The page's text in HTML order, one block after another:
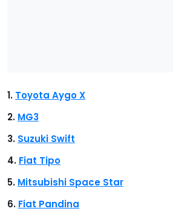
Toyota Aygo X
MG3
Suzuki Swift
Fiat Tipo
Mitsubishi Space Star
Fiat Pandina